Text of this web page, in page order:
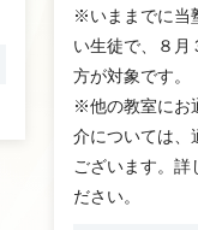
※いままでに当
い生徒で、８月
方が対象です。
※他の教室にお
介については、
ございます。詳
ださい。